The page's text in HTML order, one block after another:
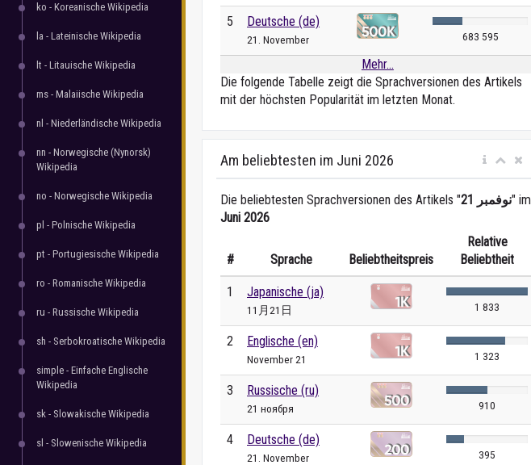
ko - Koreanische Wikipedia
la - Lateinische Wikipedia
lt - Litauische Wikipedia
ms - Malaiische Wikipedia
nl - Niederländische Wikipedia
nn - Norwegische (Nynorsk)
Wikipedia
no - Norwegische Wikipedia
pl - Polnische Wikipedia
pt - Portugiesische Wikipedia
ro - Romanische Wikipedia
ru - Russische Wikipedia
sh - Serbokroatische Wikipedia
simple - Einfache Englische
Wikipedia
sk - Slowakische Wikipedia
sl - Slowenische Wikipedia
5 Deutsche (de)
21. November 683 595
Mehr...
Die folgende Tabelle zeigt die Sprachversionen des Artikels
mit der höchsten Popularität im letzten Monat.
Am beliebtesten im Juni 2026
Die beliebtesten Sprachversionen des Artikels " 21 نوفمبر" im
Juni 2026
# Sprache Beliebtheitspreis
Relative
Beliebtheit
1 Japanische (ja)
11月21日 1 833
2 Englische (en)
November 21 1 323
3 Russische (ru)
21 ноября 910
4 Deutsche (de)
21. November 395